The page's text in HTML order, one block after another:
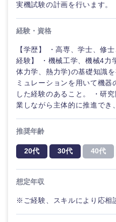
実機試験の計画を行います。
経験・資格
【学歴】 ・高専、学士、修
経験】 ・機械工学、機械4力
体力学、熱力学)の基礎知識
ミュレーションを用いて機
した経験のあること。 ・研
業しながら主体的に推進でき
推奨年齢
20代 30代 40代
想定年収
※ご経験、スキルにより応相